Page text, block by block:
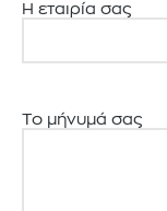
Η εταιρία σας
Το μήνυμά σας